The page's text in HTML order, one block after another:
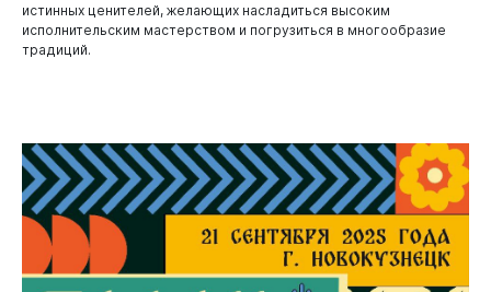
истинных ценителей, желающих насладиться высоким
исполнительским мастерством и погрузиться в многообразие
традиций.